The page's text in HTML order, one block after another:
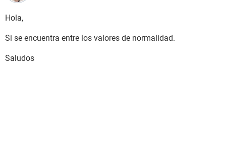
Hola,
Si se encuentra entre los valores de normalidad.
Saludos